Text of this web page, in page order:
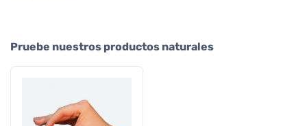
Pruebe nuestros productos naturales